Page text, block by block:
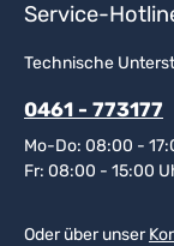
Service-
Technische
0461 - 773177
Mo-Do: 08:00 -
Fr: 08:00 - 15:00
Oder über unser